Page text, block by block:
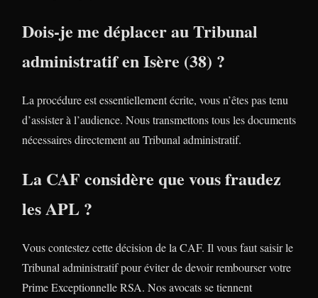
Dois-je me déplacer au Tribunal
administratif en Isère (38) ?
La procédure est essentiellement écrite, vous n’êtes pas tenu
d’assister à l’audience. Nous transmettons tous les documents
nécessaires directement au Tribunal administratif.
La CAF considère que vous fraudez
les APL ?
Vous contestez cette décision de la CAF. Il vous faut saisir le
Tribunal administratif pour éviter de devoir rembourser votre
Prime Exceptionnelle RSA. Nos avocats se tiennent